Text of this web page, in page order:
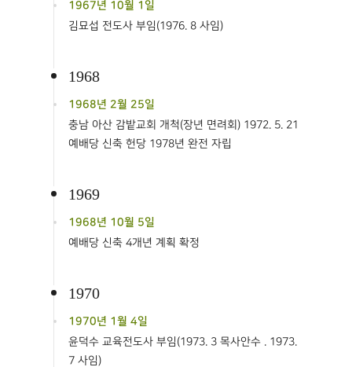
1967년 10월 1일
김묘섭 전도사 부임(1976. 8 사임)
1968
1968년 2월 25일
충남 아산 감밭교회 개척(장년 면려회) 1972. 5. 21
예배당 신축 헌당 1978년 완전 자립
1969
1968년 10월 5일
예배당 신축 4개년 계획 확정
1970
1970년 1월 4일
윤덕수 교육전도사 부임(1973. 3 목사안수 . 1973.
7 사임)